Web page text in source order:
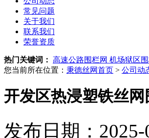
常见问题
关于我们
联系我们
荣誉资质
热门关键词： 高速公路围栏网 机场狱区
您当前所在位置： 秉德丝网首页 > 公司动
开发区热浸塑铁丝
发布日期：